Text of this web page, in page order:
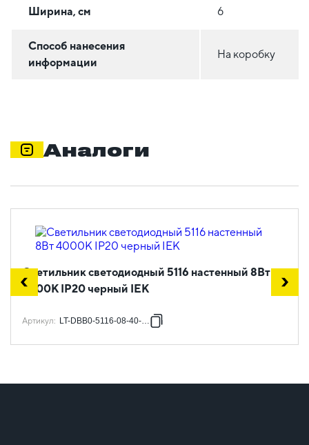
Ширина, см 6
Способ нанесения
информации
На коробку
Аналоги
Светильник светодиодный 5116 настенный 8Вт
4000К IP20 черный IEK
Артикул: LT-DBB0-5116-08-40-K02